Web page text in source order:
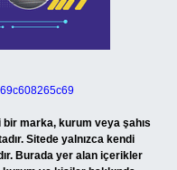
marka, kurum veya şahıs
Sitede yalnızca kendi
Burada yer alan içerikler